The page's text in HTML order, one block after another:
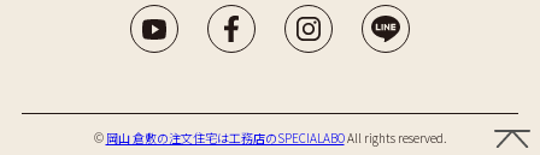
©︎ 岡山 倉敷の注文住宅は工務店のSPECIALABOAll rights reserved.